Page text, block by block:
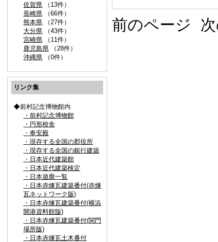
佐賀県 （13件）
長崎県 （66件）
熊本県 （27件）
大分県 （43件）
宮崎県 （11件）
鹿児島県 （28件）
沖縄県 （0件）
リンク集
◆前村記念博物館内
・前村記念博物館
・円形校舎
・奉安殿
・現存する全国の郡役所
・現存する全国の銀行建築
・日本近代建築館
・日本近代建築検定
・日本遊廓一覧
・日本赤煉瓦建築番付(赤煉
瓦ネットワーク版)
・日本赤煉瓦建築番付(横浜
開港資料館版)
・日本赤煉瓦建築番付(関門
場所版)
・日本赤煉瓦土木番付
前のページ